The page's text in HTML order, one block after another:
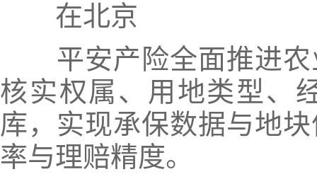
在北京
平安产险全面推进
核实权属、用地类型、
库，实现承保数据与地
率与理赔精度。